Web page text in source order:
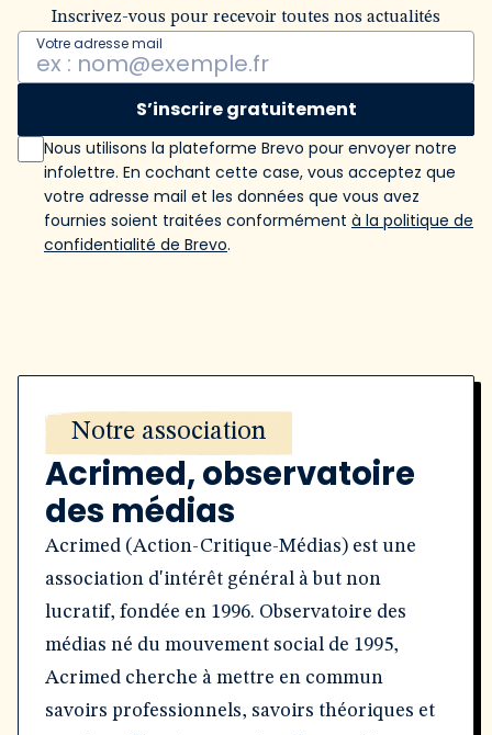
Inscrivez-vous pour recevoir toutes nos actualités
Votre adresse mail
S’inscrire gratuitement
Nous utilisons la plateforme Brevo pour envoyer notre
infolettre. En cochant cette case, vous acceptez que
votre adresse mail et les données que vous avez
fournies soient traitées conformément à la politique de
confidentialité de Brevo.
Notre association
Acrimed, observatoire
des médias
Acrimed (Action-Critique-Médias) est une
association d'intérêt général à but non
lucratif, fondée en 1996. Observatoire des
médias né du mouvement social de 1995,
Acrimed cherche à mettre en commun
savoirs professionnels, savoirs théoriques et